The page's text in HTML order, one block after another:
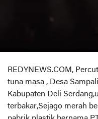
REDYNEWS.COM,
tuna masa , Desa
Kabupaten Deli
terbakar,Sejago merah